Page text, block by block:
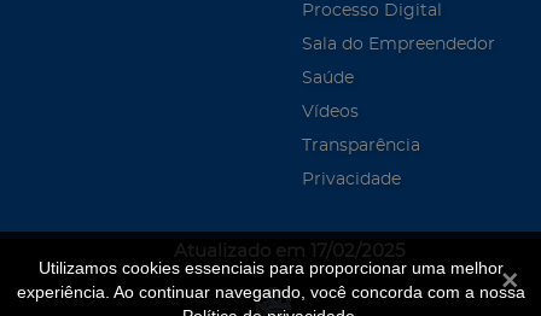
Utilizamos cookies essenciais para proporcionar uma melhor
experiência. Ao continuar navegando, você concorda com a nossa
Processo Digital
Sala do Empreendedor
Saúde
Vídeos
Transparência
Privacidade
Atualizado em 17/02/2025